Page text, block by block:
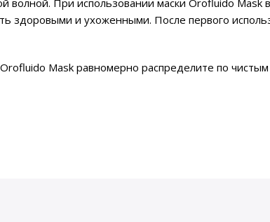
здоровыми и ухоженными. После первого
Mask равномерно распределите по